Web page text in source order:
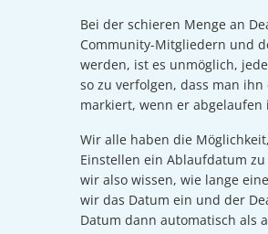
Bei der schieren Menge an
Community-Mitgliedern und
werden, ist es unmöglich,
so zu verfolgen, dass man
markiert, wenn er abgelaufen
Wir alle haben die
Einstellen ein Ablaufdatum
wir also wissen, wie lange
wir das Datum ein und der
Datum dann automatisch als